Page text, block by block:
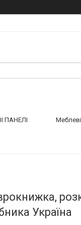
ПАНЕЛІ
Україна